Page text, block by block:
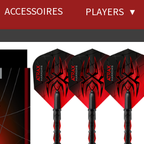
ACCESSOIRES PLAYERS